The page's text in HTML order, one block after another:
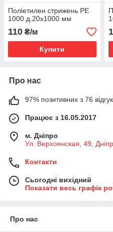
Поліетилен стрижень РЕ
1000 д.20х1000 мм
110 ₴/м
Купити
Про нас
97% позитивних з 76
Працює з 16.05.2017
м. Дніпро
Ул. Верхоянская, 49,
Контакти
Сьогодні вихідний
Показати весь графік
Про нас